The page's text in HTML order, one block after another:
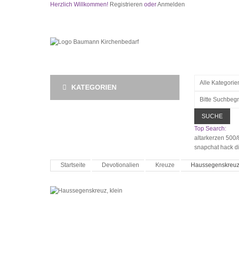
Herzlich Willkommen! Registrieren oderAnmelden
KATEGORIEN
SUCHE
Top Search:
altarkerzen 500/
snapchat hack
Startseite Devotionalien Kreuze